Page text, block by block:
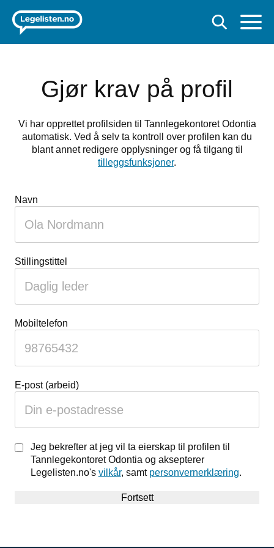
Gjør krav på profil
Vi har opprettet profilsiden til Tannlegekontoret Odontia
automatisk. Ved å selv ta kontroll over profilen kan du
blant annet redigere opplysninger og få tilgang til
tilleggsfunksjoner.
Navn
Stillingstittel
Mobiltelefon
E-post (arbeid)
Jeg bekrefter at jeg vil ta eierskap til profilen til
Tannlegekontoret Odontia og aksepterer
Legelisten.no's vilkår, samt personvernerklæring.